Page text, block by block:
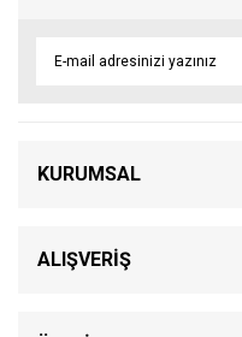
KURUMSAL
ALIŞVERİŞ